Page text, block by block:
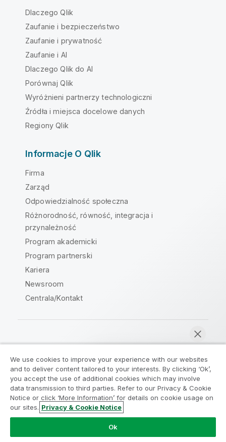
Rozmawiaj teraz
Dlaczego Qlik
Zaufanie i bezpieczeństwo
Zaufanie i prywatność
Zaufanie i AI
Dlaczego Qlik do AI
Porównaj Qlik
Wyróżnieni partnerzy technologiczni
Źródła i miejsca docelowe danych
Regiony Qlik
Informacje O Qlik
Firma
Zarząd
Odpowiedzialność społeczna
Różnorodność, równość, integracja i
przynależność
Program akademicki
Program partnerski
Kariera
Newsroom
Centrala/Kontakt
Umowy prawne
Warunki produktu
Legal Policies
Legal Policies
Warunki korzystania
Znaki towarowe
Do Not Share My Info
Copyright © 1993-2026 QlikTech International AB. Wszelkie
We use cookies to improve your experience with our websites
and to deliver content tailored to your interests. By clicking ‘Ok’,
you accept the use of additional cookies which may involve
data transmission to third parties. Refer to our Privacy & Cookie
Notice or click ‘More Information’ for details on cookie usage on
our sites. Privacy & Cookie Notice
Ok